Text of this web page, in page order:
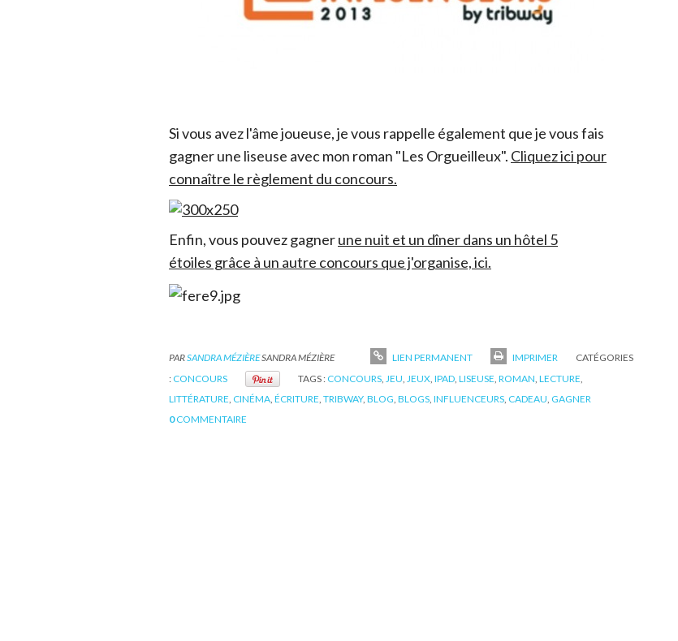
Si vous avez l'âme joueuse, je vous rappelle également que je vous fais
gagner une liseuse avec mon roman "Les Orgueilleux". Cliquez ici pour
connaître le règlement du concours.
Enfin, vous pouvez gagnerune nuit et un dîner dans un hôtel 5
étoiles grâce à un autre concours que j'organise, ici.
PARSANDRA MÉZIÈRESANDRA MÉZIÈRE LIEN PERMANENT IMPRIMER
CATÉGORIES
: CONCOURS TAGS : CONCOURS JEU JEUX IPAD LISEUSE ROMAN LECTURE
LITTÉRATURE CINÉMA ÉCRITURE TRIBWAY, BLOG BLOGS INFLUENCEURS CADEAU GAGNER
0 COMMENTAIRE